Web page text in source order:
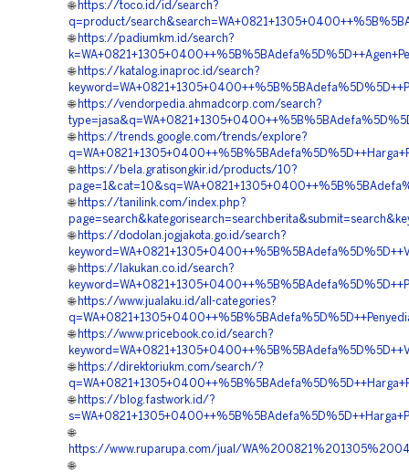
🌐 https://toco.id/id/search?
q=product/
🌐 https://padiumkm.id/search?
🌐 https://katalog.inaproc.id/search?
🌐 https://vendorpedia.ahmadcorp.com/search?
🌐 https://trends.google.com/trends/explore?
🌐 https://bela.gratisongkir.id/products/10?
🌐 https://tanilink.com/index.php?
🌐 https://dodolan.jogjakota.go.id/search?
🌐 https://lakukan.co.id/search?
🌐 https://www.jualaku.id/all-categories?
🌐 https://www.pricebook.co.id/search?
🌐 https://direktoriukm.com/search/?
🌐 https://blog.fastwork.id/?
🌐
https://www.ruparupa.com/jual/
🌐